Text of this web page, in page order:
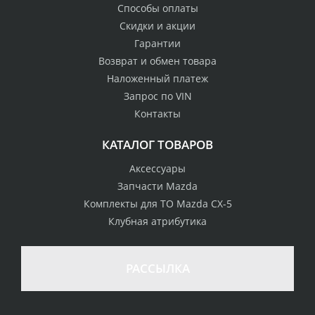
стоимости
товаром
Гарантия качества
Способы оплаты
Скидки и акции
Гарантии
Возврат и обмен товара
Наложенный платеж
Запрос по VIN
Контакты
КАТАЛОГ ТОВАРОВ
Аксессуары
Запчасти Mazda
Комплекты для ТО Mazda CX-5
Клубная атрибутика